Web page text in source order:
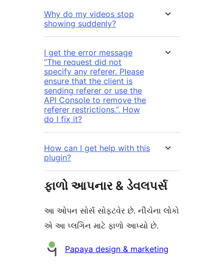
Why do my videos stop
showing suddenly?
I get the error message
“The request did not
specify any referer. Please
ensure that the client is
sending referer or use the
API Console to remove the
referer restrictions.”. How
do I fix it?
How can I get help with this
plugin?
ફાળો આપનાર & ડેવલપર્સ
આ ઓપન સોર્સ સોફ્ટવેર છે. નીચેના લોકો
એ આ પ્લગિન માટે ફાળો આપ્યો છે.
ફાળો
Papaya design & marketing